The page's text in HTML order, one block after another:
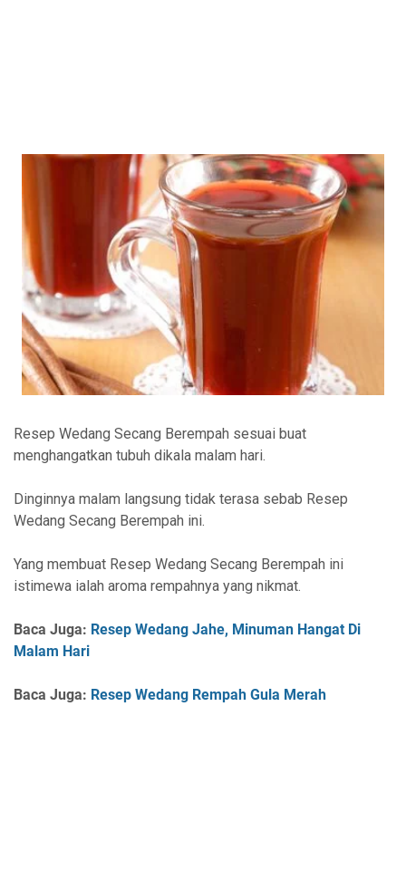
Resep Wedang Secang Berempah sesuai buat
menghangatkan tubuh dikala malam hari.
Dinginnya malam langsung tidak terasa sebab Resep
Wedang Secang Berempah ini.
Yang membuat Resep Wedang Secang Berempah ini
istimewa ialah aroma rempahnya yang nikmat.
Baca Juga : Resep Wedang Jahe, Minuman Hangat Di
Malam Hari
Baca Juga : Resep Wedang Rempah Gula Merah